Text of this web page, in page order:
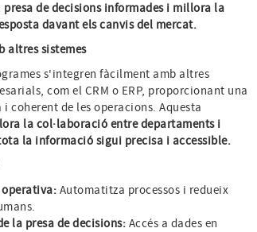
presa de decisions informades i millora la
davant els canvis del mercat.
altres sistemes
s'integren fàcilment amb altres
com el CRM o ERP, proporcionant una
coherent de les operacions. Aquesta
la col·laboració entre departaments i
la informació sigui precisa i accessible.
Automatitza processos i redueix
la presa de decisions: Accés a dades en